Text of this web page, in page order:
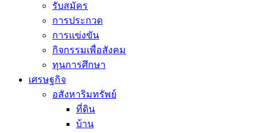
รับสมัคร
การประกวด
การแข่งขัน
กิจกรรมเพื่อสังคม
ทุนการศึกษา
เศรษฐกิจ
อสังหาริมทรัพย์
ที่ดิน
บ้าน